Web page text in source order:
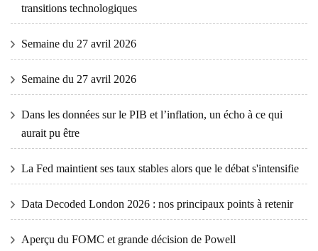
transitions technologiques
Semaine du 27 avril 2026
Semaine du 27 avril 2026
Dans les données sur le PIB et l’inflation, un écho à ce qui
aurait pu être
La Fed maintient ses taux stables alors que le débat s'intensifie
Data Decoded London 2026 : nos principaux points à retenir
Aperçu du FOMC et grande décision de Powell